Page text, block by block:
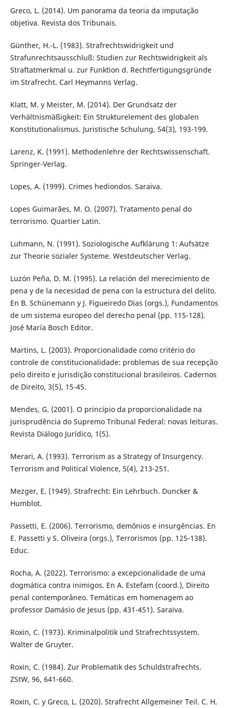
Greco, L. (2014). Um panorama da teoria da imputação
objetiva. Revista dos Tribunais.
Günther, H.-L. (1983). Strafrechtswidrigkeit und
Strafunrechtsausschluß: Studien zur Rechtswidrigkeit als
Straftatmerkmal u. zur Funktion d. Rechtfertigungsgründe
im Strafrecht. Carl Heymanns Verlag.
Klatt, M. y Meister, M. (2014). Der Grundsatz der
Verhältnismäßigkeit: Ein Strukturelement des globalen
Konstitutionalismus. Juristische Schulung, 54(3), 193-199.
Larenz, K. (1991). Methodenlehre der Rechtswissenschaft.
Springer-Verlag.
Lopes, A. (1999). Crimes hediondos. Saraiva.
Lopes Guimarães, M. O. (2007). Tratamento penal do
terrorismo. Quartier Latin.
Luhmann, N. (1991). Soziologische Aufklärung 1: Aufsätze
zur Theorie sozialer Systeme. Westdeutscher Verlag.
Luzón Peña, D. M. (1995). La relación del merecimiento de
pena y de la necesidad de pena con la estructura del delito.
En B. Schünemann y J. Figueiredo Dias (orgs.), Fundamentos
de um sistema europeo del derecho penal (pp. 115-128).
José María Bosch Editor.
Martins, L. (2003). Proporcionalidade como critério do
controle de constitucionalidade: problemas de sua recepção
pelo direito e jurisdição constitucional brasileiros. Cadernos
de Direito, 3(5), 15-45.
Mendes, G. (2001). O princípio da proporcionalidade na
jurisprudência do Supremo Tribunal Federal: novas leituras.
Revista Diálogo Jurídico, 1(5).
Merari, A. (1993). Terrorism as a Strategy of Insurgency.
Terrorism and Political Violence, 5(4), 213-251.
Mezger, E. (1949). Strafrecht: Ein Lehrbuch. Duncker &
Humblot.
Passetti, E. (2006). Terrorismo, demônios e insurgências. En
E. Passetti y S. Oliveira (orgs.), Terrorismos (pp. 125-138).
Educ.
Rocha, A. (2022). Terrorismo: a excepcionalidade de uma
dogmática contra inimigos. En A. Estefam (coord.), Direito
penal contemporâneo. Temáticas em homenagem ao
professor Damásio de Jesus (pp. 431-451). Saraiva.
Roxin, C. (1973). Kriminalpolitik und Strafrechtssystem.
Walter de Gruyter.
Roxin, C. (1984). Zur Problematik des Schuldstrafrechts.
ZStW, 96, 641-660.
Roxin, C. y Greco, L. (2020). Strafrecht Allgemeiner Teil. C. H.